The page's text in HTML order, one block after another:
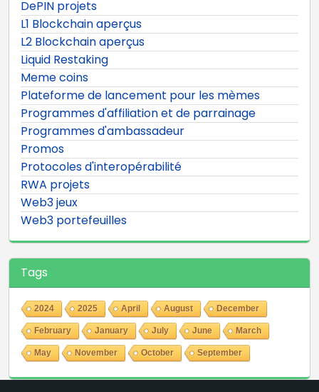
DePIN projets
L1 Blockchain aperçus
L2 Blockchain aperçus
Liquid Restaking
Meme coins
Plateforme de lancement pour les mèmes
Programmes d'affiliation et de parrainage
Programmes d'ambassadeur
Promos
Protocoles d'interopérabilité
RWA projets
Web3 jeux
Web3 portefeuilles
Tags
2024 2025 April August December
February January July June March
May November October September